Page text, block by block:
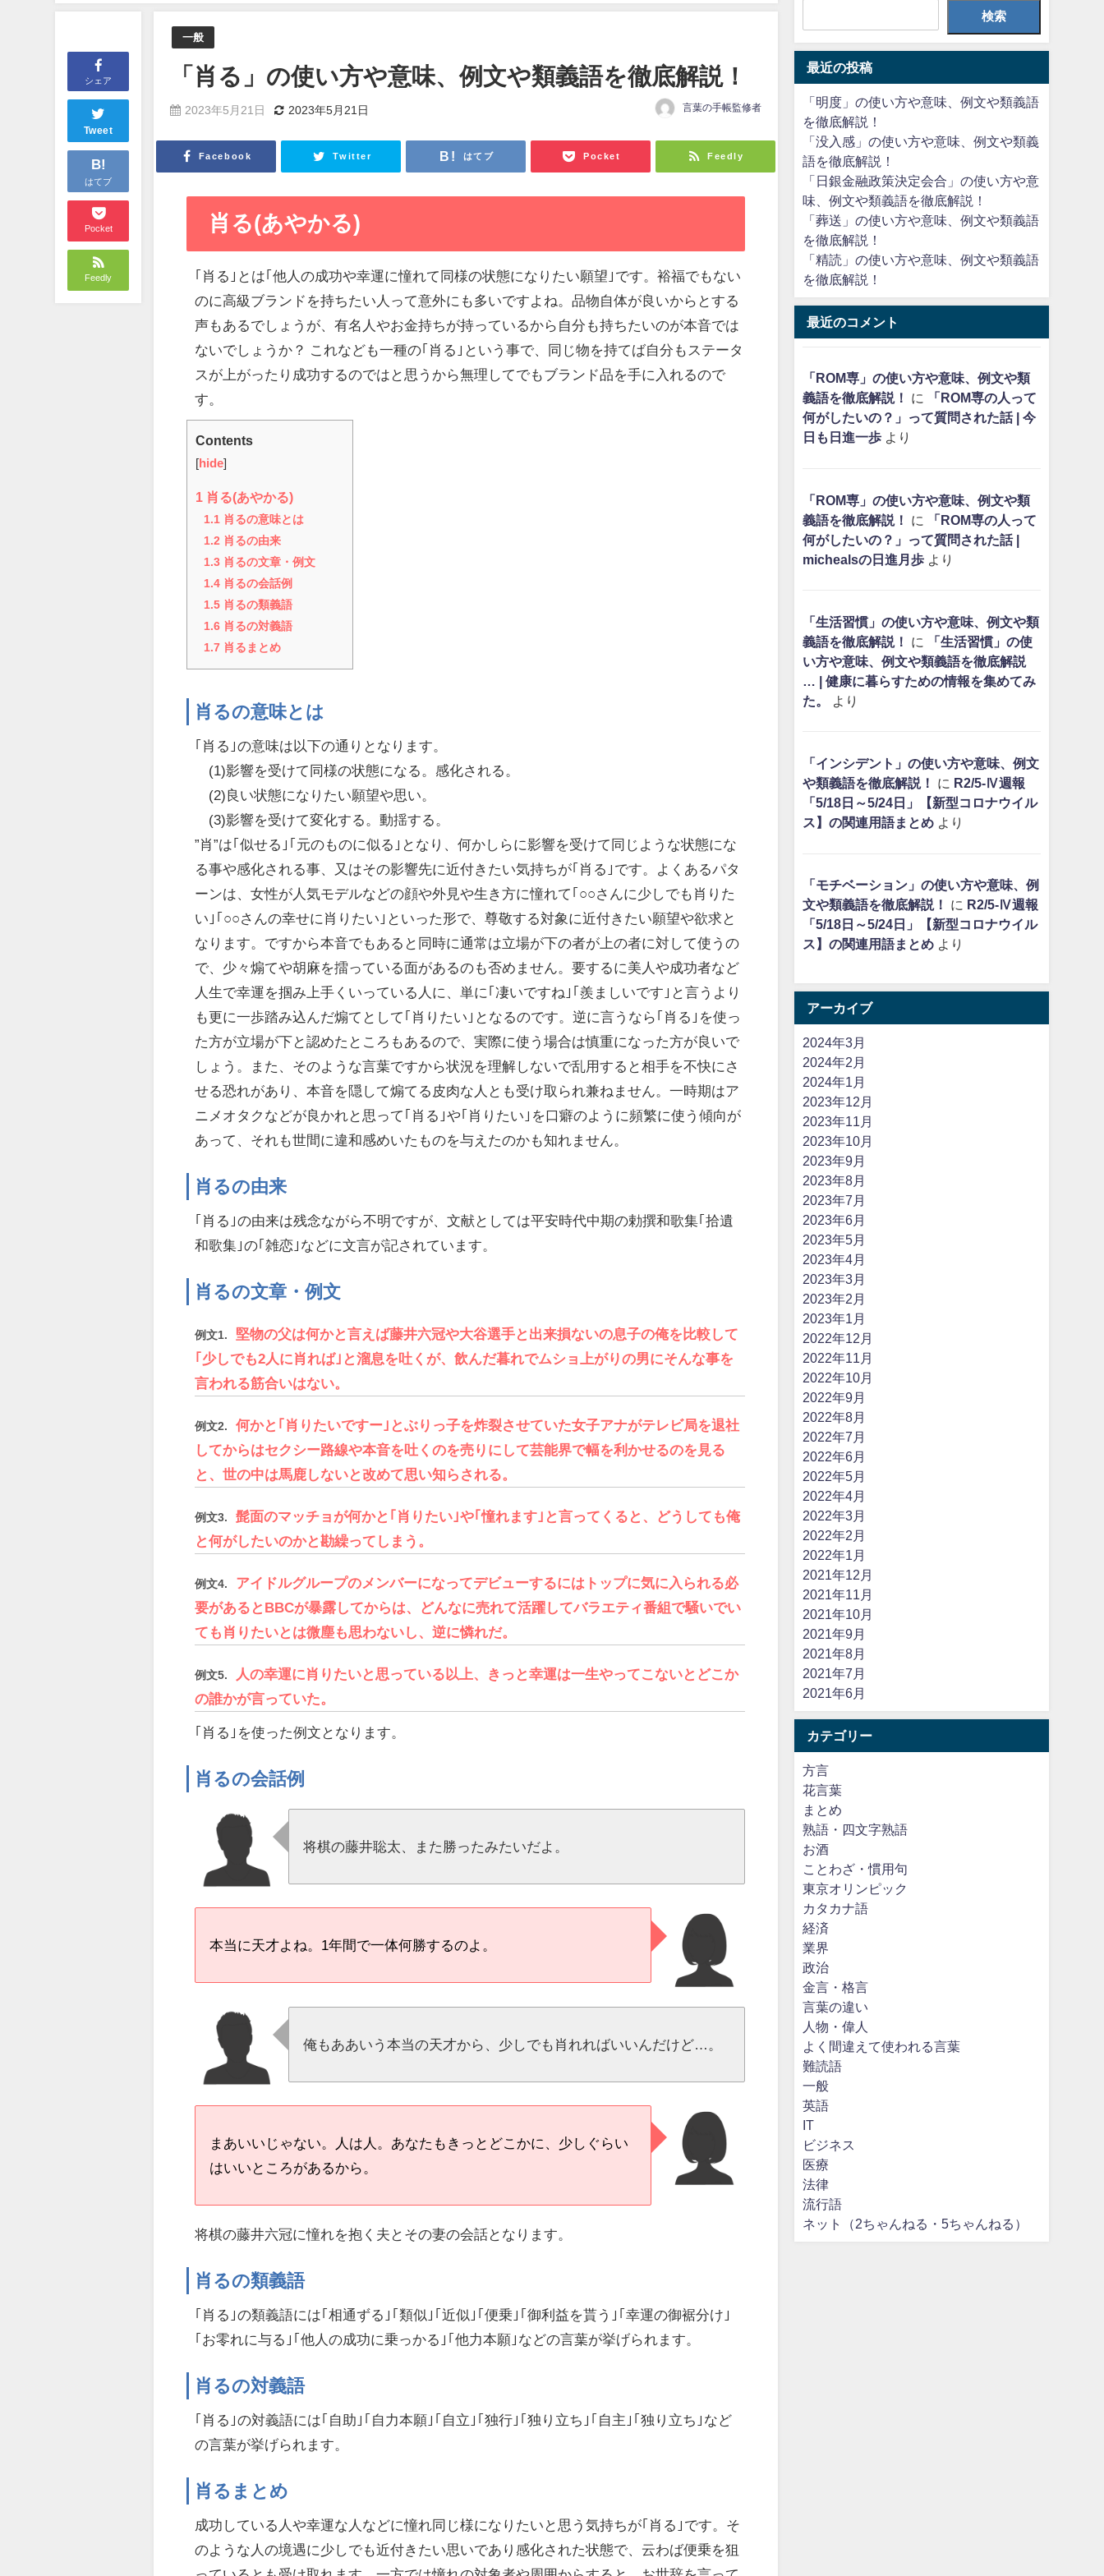
シェア
Tweet
B!
はてブ
Pocket
Feedly
一般
「肖る」の使い方や意味、例文や類義語を徹底解説！
2023年5月21日 2023年5月21日 言葉の手帳監修者
Facebook Twitter はてブ Pocket Feedly
肖る(あやかる)
｢肖る｣とは｢他人の成功や幸運に憧れて同様の状態になりたい願望｣です。裕福でもない
のに高級ブランドを持ちたい人って意外にも多いですよね。品物自体が良いからとする
声もあるでしょうが、有名人やお金持ちが持っているから自分も持ちたいのが本音では
ないでしょうか？ これなども一種の｢肖る｣という事で、同じ物を持てば自分もステータ
スが上がったり成功するのではと思うから無理してでもブランド品を手に入れるので
す。
Contents
[ hide]
1 肖る(あやかる)
1.1 肖るの意味とは
1.2 肖るの由来
1.3 肖るの文章・例文
1.4 肖るの会話例
1.5 肖るの類義語
1.6 肖るの対義語
1.7 肖るまとめ
肖るの意味とは
｢肖る｣の意味は以下の通りとなります。
(1)影響を受けて同様の状態になる。感化される。
(2)良い状態になりたい願望や思い。
(3)影響を受けて変化する。動揺する。
”肖”は｢似せる｣｢元のものに似る｣となり、何かしらに影響を受けて同じような状態にな
る事や感化される事、又はその影響先に近付きたい気持ちが｢肖る｣です。よくあるパタ
ーンは、女性が人気モデルなどの顔や外見や生き方に憧れて｢○○さんに少しでも肖りた
い｣｢○○さんの幸せに肖りたい｣といった形で、尊敬する対象に近付きたい願望や欲求と
なります。ですから本音でもあると同時に通常は立場が下の者が上の者に対して使うの
で、少々煽てや胡麻を擂っている面があるのも否めません。要するに美人や成功者など
人生で幸運を掴み上手くいっている人に、単に｢凄いですね｣｢羨ましいです｣と言うより
も更に一歩踏み込んだ煽てとして｢肖りたい｣となるのです。逆に言うなら｢肖る｣を使っ
た方が立場が下と認めたところもあるので、実際に使う場合は慎重になった方が良いで
しょう。また、そのような言葉ですから状況を理解しないで乱用すると相手を不快にさ
せる恐れがあり、本音を隠して煽てる皮肉な人とも受け取られ兼ねません。一時期はア
ニメオタクなどが良かれと思って｢肖る｣や｢肖りたい｣を口癖のように頻繁に使う傾向が
あって、それも世間に違和感めいたものを与えたのかも知れません。
肖るの由来
｢肖る｣の由来は残念ながら不明ですが、文献としては平安時代中期の勅撰和歌集｢拾遺
和歌集｣の｢雑恋｣などに文言が記されています。
肖るの文章・例文
例文1.
堅物の父は何かと言えば藤井六冠や大谷選手と出来損ないの息子の俺を比較して
｢少しでも2人に肖れば｣と溜息を吐くが、飲んだ暮れでムショ上がりの男にそんな事を
言われる筋合いはない。
例文2.
何かと｢肖りたいですー｣とぶりっ子を炸裂させていた女子アナがテレビ局を退社
してからはセクシー路線や本音を吐くのを売りにして芸能界で幅を利かせるのを見る
と、世の中は馬鹿しないと改めて思い知らされる。
例文3.
髭面のマッチョが何かと｢肖りたい｣や｢憧れます｣と言ってくると、どうしても俺
と何がしたいのかと勘繰ってしまう。
例文4.
アイドルグループのメンバーになってデビューするにはトップに気に入られる必
要があるとBBCが暴露してからは、どんなに売れて活躍してバラエティ番組で騒いでい
ても肖りたいとは微塵も思わないし、逆に憐れだ。
例文5.
人の幸運に肖りたいと思っている以上、きっと幸運は一生やってこないとどこか
の誰かが言っていた。
｢肖る｣を使った例文となります。
肖るの会話例
将棋の藤井聡太、また勝ったみたいだよ。
本当に天才よね。1年間で一体何勝するのよ。
俺もああいう本当の天才から、少しでも肖れればいいんだけど…。
まあいいじゃない。人は人。あなたもきっとどこかに、少しぐらい
はいいところがあるから。
将棋の藤井六冠に憧れを抱く夫とその妻の会話となります。
肖るの類義語
｢肖る｣の類義語には｢相通ずる｣｢類似｣｢近似｣｢便乗｣｢御利益を貰う｣｢幸運の御裾分け｣
｢お零れに与る｣｢他人の成功に乗っかる｣｢他力本願｣などの言葉が挙げられます。
肖るの対義語
｢肖る｣の対義語には｢自助｣｢自力本願｣｢自立｣｢独行｣｢独り立ち｣｢自主｣｢独り立ち｣など
の言葉が挙げられます。
肖るまとめ
成功している人や幸運な人などに憧れ同じ様になりたいと思う気持ちが｢肖る｣です。そ
のような人の境遇に少しでも近付きたい思いであり感化された状態で、云わば便乗を狙
検索
最近の投稿
「明度」の使い方や意味、例文や類義語
を徹底解説！
「没入感」の使い方や意味、例文や類義
語を徹底解説！
「日銀金融政策決定会合」の使い方や意
味、例文や類義語を徹底解説！
「葬送」の使い方や意味、例文や類義語
を徹底解説！
「精読」の使い方や意味、例文や類義語
を徹底解説！
最近のコメント
「ROM専」の使い方や意味、例文や類
義語を徹底解説！
に
「ROM専の人って
何がしたいの？」って質問された話 | 今
日も日進一歩より
「ROM専」の使い方や意味、例文や類
義語を徹底解説！
に
「ROM専の人って
何がしたいの？」って質問された話 |
michealsの日進月歩より
「生活習慣」の使い方や意味、例文や類
義語を徹底解説！
に
「生活習慣」の使
い方や意味、例文や類義語を徹底解説
… | 健康に暮らすための情報を集めてみ
た。
より
「インシデント」の使い方や意味、例文
や類義語を徹底解説！
に R2/5-Ⅳ週報
「5/18日～5/24日」【新型コロナウイル
ス】の関連用語まとめより
「モチベーション」の使い方や意味、例
文や類義語を徹底解説！
に R2/5-Ⅳ週報
「5/18日～5/24日」【新型コロナウイル
ス】の関連用語まとめより
アーカイブ
2024年3月
2024年2月
2024年1月
2023年12月
2023年11月
2023年10月
2023年9月
2023年8月
2023年7月
2023年6月
2023年5月
2023年4月
2023年3月
2023年2月
2023年1月
2022年12月
2022年11月
2022年10月
2022年9月
2022年8月
2022年7月
2022年6月
2022年5月
2022年4月
2022年3月
2022年2月
2022年1月
2021年12月
2021年11月
2021年10月
2021年9月
2021年8月
2021年7月
2021年6月
カテゴリー
方言
花言葉
まとめ
熟語・四文字熟語
お酒
ことわざ・慣用句
東京オリンピック
カタカナ語
経済
業界
政治
金言・格言
言葉の違い
人物・偉人
よく間違えて使われる言葉
難読語
一般
英語
IT
ビジネス
医療
法律
流行語
ネット（2ちゃんねる・5ちゃんねる）